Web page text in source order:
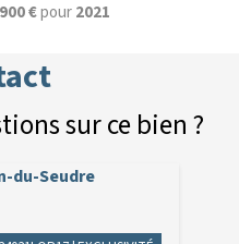
€pour2021
sur ce bien ?
du-Seudre